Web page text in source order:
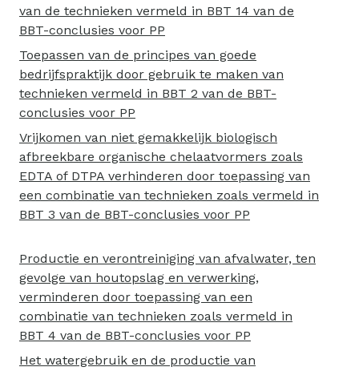
van de technieken vermeld in BBT 14 van de
BBT-conclusies voor PP
Toepassen van de principes van goede
bedrijfspraktijk door gebruik te maken van
technieken vermeld in BBT 2 van de BBT-
conclusies voor PP
Vrijkomen van niet gemakkelijk biologisch
afbreekbare organische chelaatvormers zoals
EDTA of DTPA verhinderen door toepassing van
een combinatie van technieken zoals vermeld in
BBT 3 van de BBT-conclusies voor PP
Productie en verontreiniging van afvalwater, ten
gevolge van houtopslag en verwerking,
verminderen door toepassing van een
combinatie van technieken zoals vermeld in
BBT 4 van de BBT-conclusies voor PP
Het watergebruik en de productie van